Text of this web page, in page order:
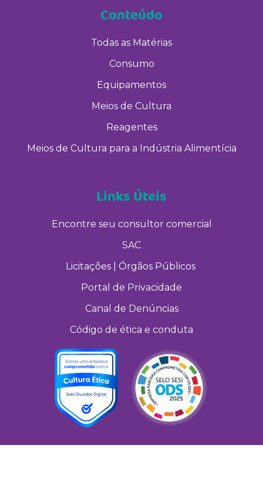
Conteúdo
Todas as Matérias
Consumo
Equipamentos
Meios de Cultura
Reagentes
Meios de Cultura para a Indústria Alimentícia
Links Úteis
Encontre seu consultor comercial
SAC
Licitações | Órgãos Públicos
Portal de Privacidade
Canal de Denúncias
Código de ética e conduta